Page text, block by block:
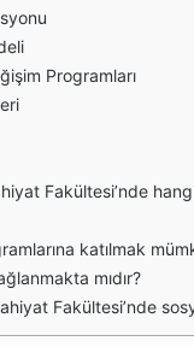
Programları
Fakültesi’nde
katılmak
mıdır?
Fakültesi’nde